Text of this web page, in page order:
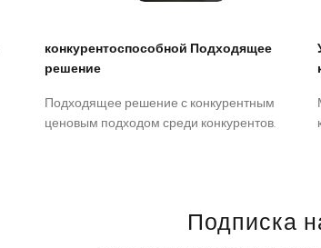
конкурентоспособной Подходящее
решение
Подходящее решение с конкурентным
ценовым подходом среди конкурентов.
Подписка